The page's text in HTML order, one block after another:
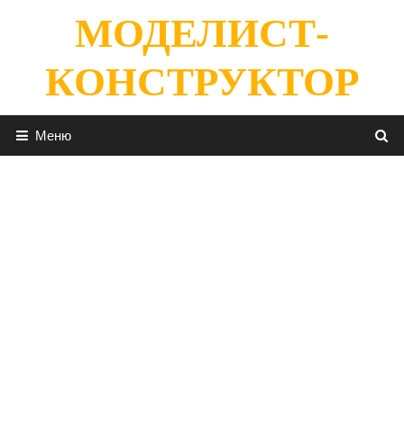
содержимомуМОДЕЛИСТ-
КОНСТРУКТОР
Меню